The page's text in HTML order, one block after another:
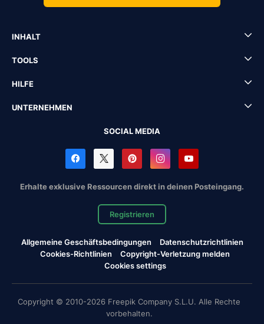
INHALT
TOOLS
HILFE
UNTERNEHMEN
SOCIAL MEDIA
Erhalte exklusive Ressourcen direkt in deinen Posteingang.
Registrieren
Allgemeine Geschäftsbedingungen
Datenschutzrichtlinien
Cookies-Richtlinien
Copyright-Verletzung melden
Cookies settings
Copyright © 2010-2026 Freepik Company S.L.U. Alle Rechte
vorbehalten.